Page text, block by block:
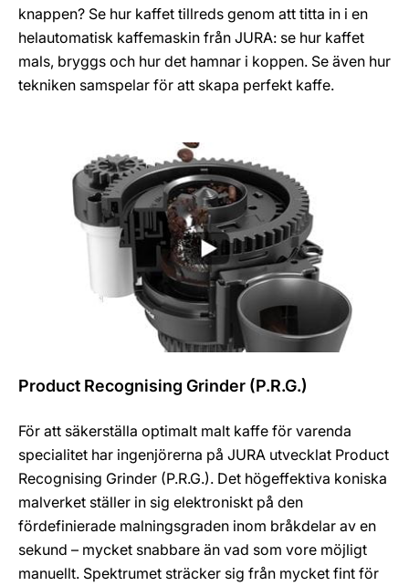
knappen? Se hur kaffet tillreds genom att titta in i en
helautomatisk kaffemaskin från JURA: se hur kaffet
mals, bryggs och hur det hamnar i koppen. Se även hur
tekniken samspelar för att skapa perfekt kaffe.
Product Recognising Grinder (P.R.G.)
För att säkerställa optimalt malt kaffe för varenda
specialitet har ingenjörerna på JURA utvecklat Product
Recognising Grinder (P.R.G.). Det högeffektiva koniska
malverket ställer in sig elektroniskt på den
fördefinierade malningsgraden inom bråkdelar av en
sekund – mycket snabbare än vad som vore möjligt
manuellt. Spektrumet sträcker sig från mycket fint för